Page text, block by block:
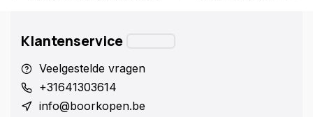
Klantenservice
Veelgestelde vragen
+31641303614
info@boorkopen.be